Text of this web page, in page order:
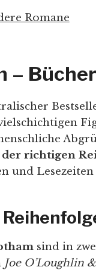
Romane
–
richtigen
und Lesezeiten
sind in
Joe O’Loughlin